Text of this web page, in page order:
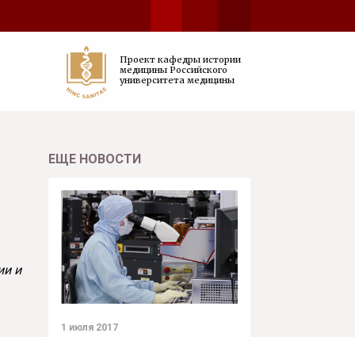
Проект кафедры истории
медицины Российского
университета медицины
и
ЕЩЕ НОВОСТИ
1 июля 2017